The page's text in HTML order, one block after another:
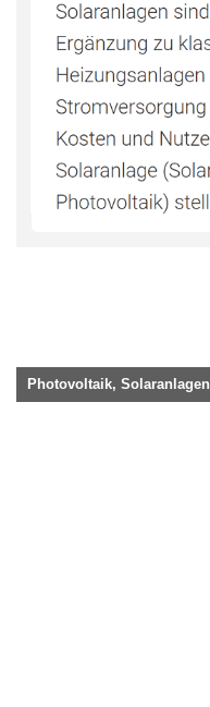
Photovoltaik, Solaranlagen